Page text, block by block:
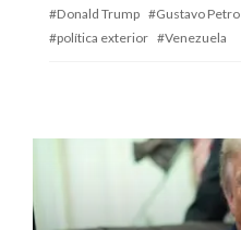
Donald Trump
Gustavo Petro
política exterior
Venezuela